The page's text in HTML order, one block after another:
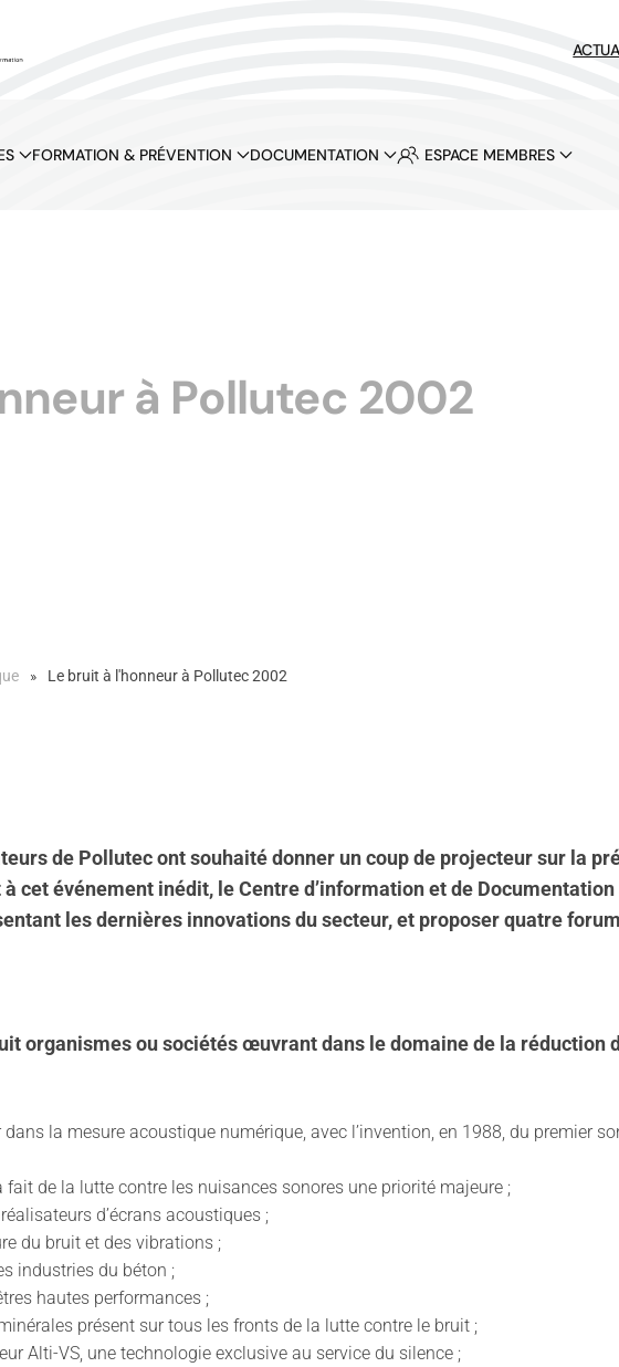
FORMATION & PRÉVENTION DOCUMENTATION ESPACE MEMBRES
à Pollutec 2002
Le bruit à l'honneur à Pollutec 2002
de Pollutec ont souhaité donner un coup de projecteur sur la
cet événement inédit, le Centre d’information et de
les dernières innovations du secteur, et proposer quatre
organismes ou sociétés œuvrant dans le domaine de la réduction
la mesure acoustique numérique, avec l’invention, en 1988, du premier
fait de la lutte contre les nuisances sonores une priorité majeure ;
d’écrans acoustiques ;
du bruit et des vibrations ;
industries du béton ;
hautes performances ;
présent sur tous les fronts de la lutte contre le bruit ;
Alti-VS, une technologie exclusive au service du silence ;